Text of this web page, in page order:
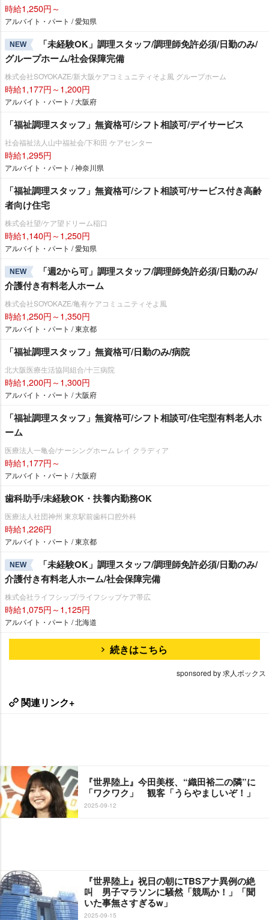
時給1,250円～
アルバイト・パート / 愛知県
NEW
「未経験OK」調理スタッフ/調理師免許必須/日勤のみ/
グループホーム/社会保障完備
株式会社SOYOKAZE/新大阪ケアコミュニティそよ風 グループホーム
時給1,177円～1,200円
アルバイト・パート / 大阪府
「福祉調理スタッフ」無資格可/シフト相談可/デイサービス
社会福祉法人山中福祉会/下和田 ケアセンター
時給1,295円
アルバイト・パート / 神奈川県
「福祉調理スタッフ」無資格可/シフト相談可/サービス付き高齢
者向け住宅
株式会社望/ケア望ドリーム稲口
時給1,140円～1,250円
アルバイト・パート / 愛知県
NEW
「週2から可」調理スタッフ/調理師免許必須/日勤のみ/
介護付き有料老人ホーム
株式会社SOYOKAZE/亀有ケアコミュニティそよ風
時給1,250円～1,350円
アルバイト・パート / 東京都
「福祉調理スタッフ」無資格可/日勤のみ/病院
北大阪医療生活協同組合/十三病院
時給1,200円～1,300円
アルバイト・パート / 大阪府
「福祉調理スタッフ」無資格可/シフト相談可/住宅型有料老人ホ
ーム
医療法人一亀会/ナーシングホーム レイ クラディア
時給1,177円～
アルバイト・パート / 大阪府
歯科助手/未経験OK・扶養内勤務OK
医療法人社団神州 東京駅前歯科口腔外科
時給1,226円
アルバイト・パート / 東京都
NEW
「未経験OK」調理スタッフ/調理師免許必須/日勤のみ/
介護付き有料老人ホーム/社会保障完備
株式会社ライフシップ/ライフシップケア帯広
時給1,075円～1,125円
アルバイト・パート / 北海道
続きはこちら
sponsored by 求人ボックス
関連リンク+
『世界陸上』今田美桜、“織田裕二の隣”に
「ワクワク」 観客「うらやましいぞ！」
2025-09-12
『世界陸上』祝日の朝にTBSアナ異例の絶
叫 男子マラソンに騒然「競馬か！」「聞
いた事無さすぎるw」
2025-09-15